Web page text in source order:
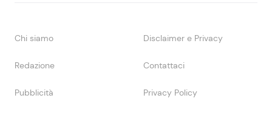
Chi siamo Disclaimer e Privacy
Redazione Contattaci
Pubblicità Privacy Policy